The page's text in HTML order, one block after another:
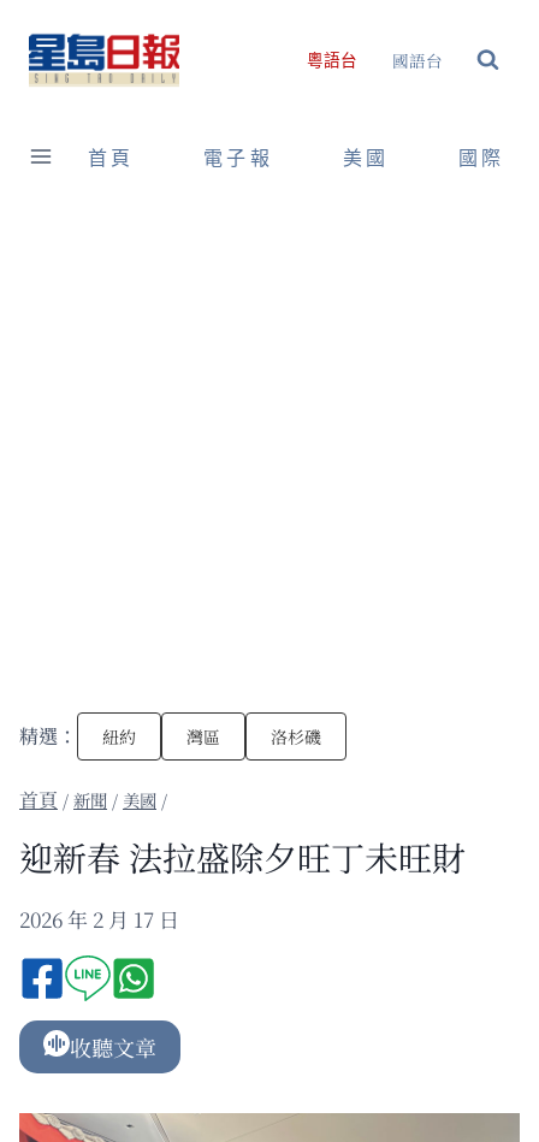
content
粵語台 國語台
首頁 電子報 美國 國際
精選： 紐約 灣區 洛杉磯
/新聞 / 美國 /
迎新春 法拉盛除夕旺丁未旺財
2026 年 2 月 17 日
收聽文章